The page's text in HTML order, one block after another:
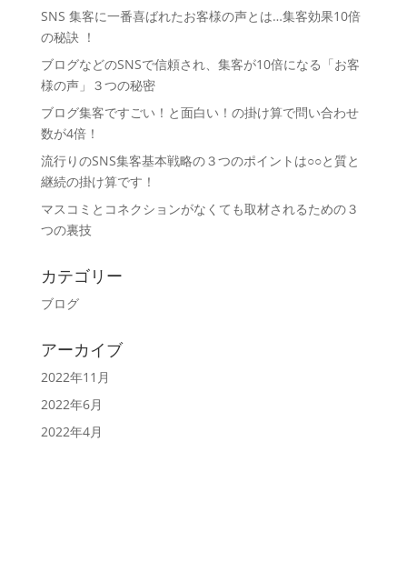
SNS 集客に一番喜ばれたお客様の声とは…集客効果10倍
の秘訣 ！
ブログなどのSNSで信頼され、集客が10倍になる「お客
様の声」３つの秘密
ブログ集客ですごい！と面白い！の掛け算で問い合わせ
数が4倍！
流行りのSNS集客基本戦略の３つのポイントは○○と質と
継続の掛け算です！
マスコミとコネクションがなくても取材されるための３
つの裏技
カテゴリー
ブログ
アーカイブ
2022年11月
2022年6月
2022年4月